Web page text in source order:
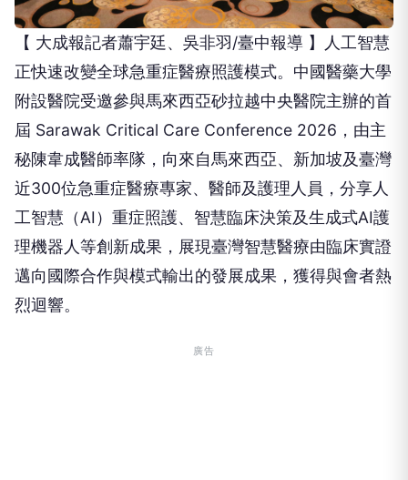
【 大成報記者蕭宇廷、吳非羽/臺中報導 】人工智慧
正快速改變全球急重症醫療照護模式。中國醫藥大學
附設醫院受邀參與馬來西亞砂拉越中央醫院主辦的首
屆 Sarawak Critical Care Conference 2026，由主
秘陳韋成醫師率隊，向來自馬來西亞、新加坡及臺灣
近300位急重症醫療專家、醫師及護理人員，分享人
工智慧（AI）重症照護、智慧臨床決策及生成式AI護
理機器人等創新成果，展現臺灣智慧醫療由臨床實證
邁向國際合作與模式輸出的發展成果，獲得與會者熱
烈迴響。
廣告